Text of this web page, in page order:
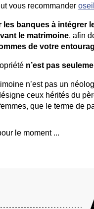
vous recommander
les banques à intégrer
le matrimoine, afin
de votre
n’est pas
n’est pas un
ceux hérités du
que le terme de
le moment ...